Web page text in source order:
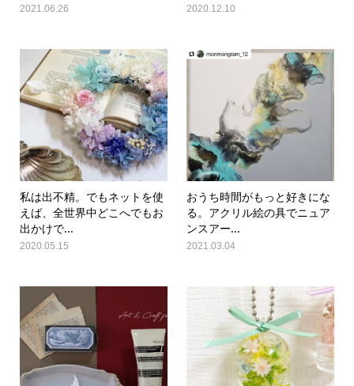
2021.06.26 2020.12.10
私は出不精。でもネットを使
えば、全世界中どこへでもお
出かけで...
2020.05.15
おうち時間がもっと好きにな
る。アクリル絵の具でニュア
ンスアー...
2021.03.04